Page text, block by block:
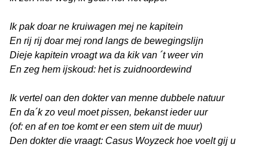
Ik pak doar ne kruiwagen mej ne kapitein
En rij rij doar mej rond langs de bewegingslijn
Dieje kapitein vroagt wa da kik van ´t weer vin
En zeg hem ijskoud: het is zuidnoordewind
Ik vertel oan den dokter van menne dubbele natuur
En da´k zo veul moet pissen, bekanst ieder uur
(of: en af en toe komt er een stem uit de muur)
Den dokter die vraagt: Casus Woyzeck hoe voelt gij u